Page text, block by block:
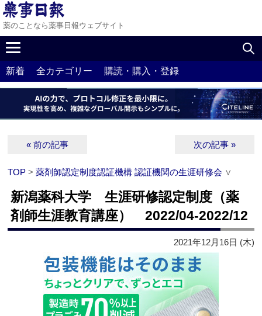
薬のことなら薬事日報ウェブサイト
新着 全カテゴリー 購読・購入・登録
« 前の記事 次の記事 »
TOP >薬剤師認定制度認証機構 認証機関の生涯研修会 ∨
新潟薬科大学 生涯研修認定制度（薬
剤師生涯教育講座） 2022/04-2022/12
2021年12月16日 (木)